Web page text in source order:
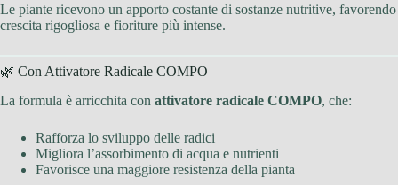
Le piante ricevono un apporto costante di sostanze nutritive, favorendo
crescita rigogliosa e fioriture più intense.
🌿 Con Attivatore Radicale COMPO
La formula è arricchita con attivatore radicale COMPO, che:
Rafforza lo sviluppo delle radici
Migliora l’assorbimento di acqua e nutrienti
Favorisce una maggiore resistenza della pianta